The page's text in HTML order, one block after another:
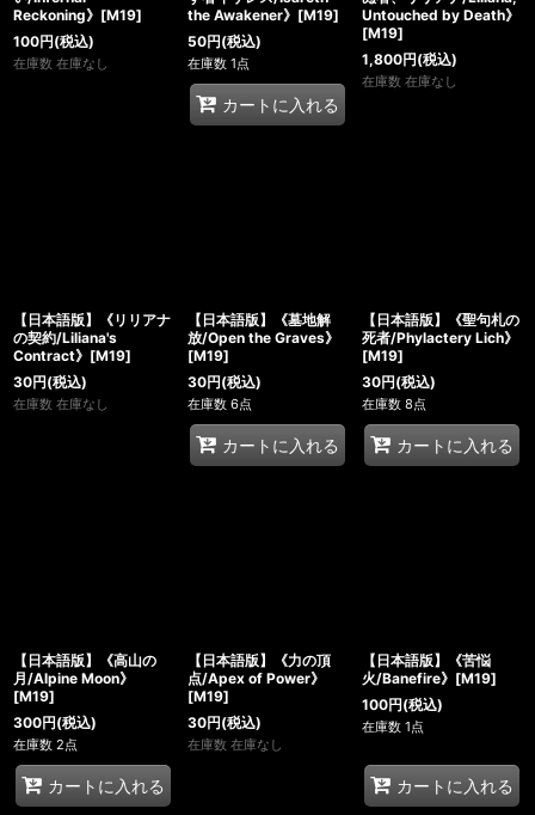
Reckoning》[M19]
100円(税込)
在庫数 在庫なし
the Awakener》[M19]
50円(税込)
在庫数 1点
カートに入れる
Untouched by Death》
[M19]
1,800円(税込)
在庫数 在庫なし
【日本語版】《リリアナ
の契約/Liliana's
Contract》[M19]
30円(税込)
在庫数 在庫なし
【日本語版】《墓地解
放/Open the Graves》
[M19]
30円(税込)
在庫数 6点
カートに入れる
【日本語版】《聖句札の
死者/Phylactery Lich》
[M19]
30円(税込)
在庫数 8点
カートに入れる
【日本語版】《高山の
月/Alpine Moon》
[M19]
300円(税込)
在庫数 2点
カートに入れる
【日本語版】《力の頂
点/Apex of Power》
[M19]
30円(税込)
在庫数 在庫なし
【日本語版】《苦悩
火/Banefire》[M19]
100円(税込)
在庫数 1点
カートに入れる